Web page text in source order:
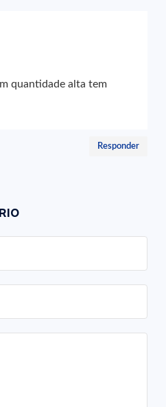
quantidade alta tem
Responder